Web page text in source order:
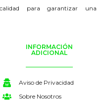
para garantizar una
INFORMACIÓN
ADICIONAL
Aviso de Privacidad
Sobre Nosotros